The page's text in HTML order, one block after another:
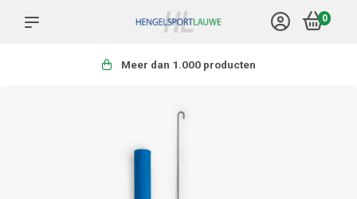
0
Meer dan 1.000 producten